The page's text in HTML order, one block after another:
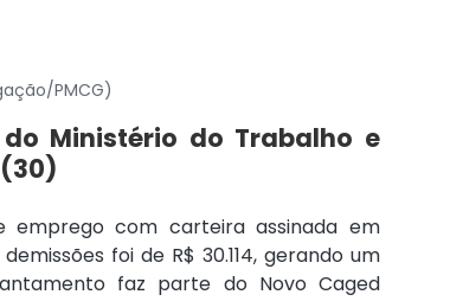
PMCG)
Ministério do Trabalho e
emprego com carteira assinada em
foi de R$ 30.114, gerando um
faz parte do Novo Caged